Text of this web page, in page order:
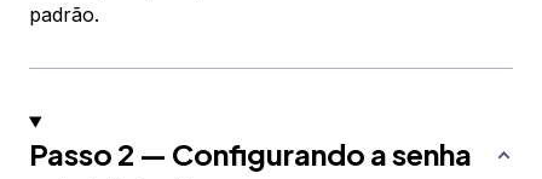
padrão.
Passo 2 — Configurando a senha